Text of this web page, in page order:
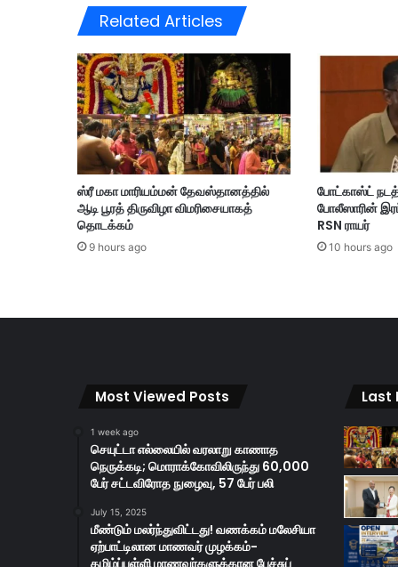
ம
த
யா
ரி
ப்
பு
தொ
ழி
ற்
சா
லை
யி
ப
Related Articles
ஸ்ரீ மகா மாரியம்மன் தேவஸ்தானத்தில்
ஆடி பூரத் திருவிழா விமரிசையாகத்
தொடக்கம்
9 hours ago
போட்காஸ்ட்
போலீஸாரின்
RSN ராயர்
10 hours ago
Most Viewed Posts
1 week ago
செயுட்டா எல்லையில் வரலாறு காணாத
நெருக்கடி; மொராக்கோவிலிருந்து 60,000
பேர் சட்டவிரோத நுழைவு, 57 பேர் பலி
July 15, 2025
மீண்டும் மலர்ந்துவிட்டது! வணக்கம் மலேசியா
ஏற்பாட்டிலான மாணவர் முழக்கம்-
தமிழ்ப்பள்ளி மாணவர்களுக்கான பேச்சுப்
Last